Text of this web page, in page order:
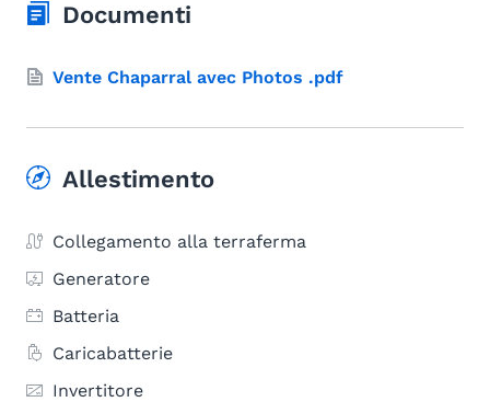
Documenti
Vente Chaparral avec Photos .pdf
Allestimento
Collegamento alla terraferma
Generatore
Batteria
Caricabatterie
Invertitore